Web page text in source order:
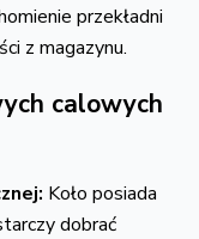
przekładni
z magazynu.
calowych
Koło posiada
dobrać